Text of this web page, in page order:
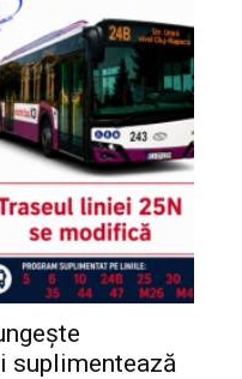
suplimentează